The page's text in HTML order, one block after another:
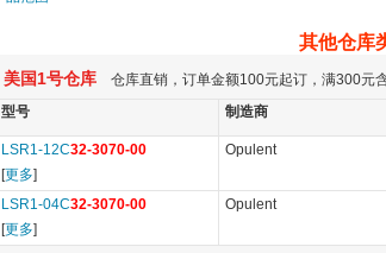
其他仓库
美国1号仓库 仓库直销，订单金额100元起订，满300元
型号
制造商
LSR1-12C32-3070-00
[更多]
Opulent
LSR1-04C32-3070-00
[更多]
Opulent